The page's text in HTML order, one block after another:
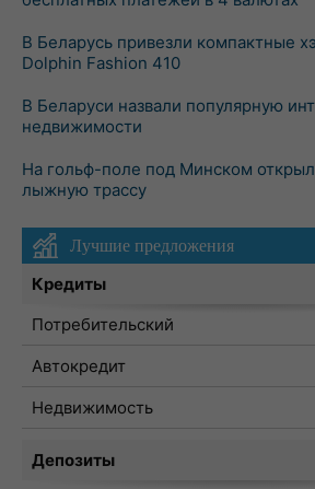
В Беларусь привезли компактные
Dolphin Fashion 410
В Беларуси назвали популярную
недвижимости
На гольф-поле под Минском
лыжную трассу
Лучшие предложения
Кредиты
Потребительский
Автокредит
Недвижимость
Депозиты